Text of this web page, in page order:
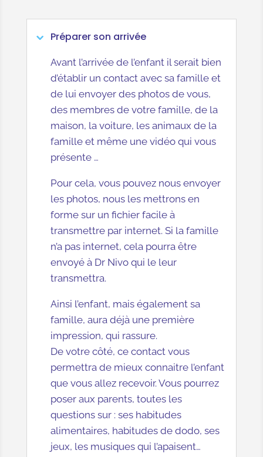
Préparer son arrivée
Avant l’arrivée de l’enfant il serait bien
d’établir un contact avec sa famille et
de lui envoyer des photos de vous,
des membres de votre famille, de la
maison, la voiture, les animaux de la
famille et même une vidéo qui vous
présente …
Pour cela, vous pouvez nous envoyer
les photos, nous les mettrons en
forme sur un fichier facile à
transmettre par internet. Si la famille
n’a pas internet, cela pourra être
envoyé à Dr Nivo qui le leur
transmettra.
Ainsi l’enfant, mais également sa
famille, aura déjà une première
impression, qui rassure.
De votre côté, ce contact vous
permettra de mieux connaitre l’enfant
que vous allez recevoir. Vous pourrez
poser aux parents, toutes les
questions sur : ses habitudes
alimentaires, habitudes de dodo, ses
jeux, les musiques qui l’apaisent…